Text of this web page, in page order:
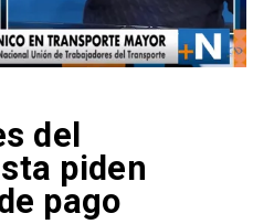
del
piden
pago